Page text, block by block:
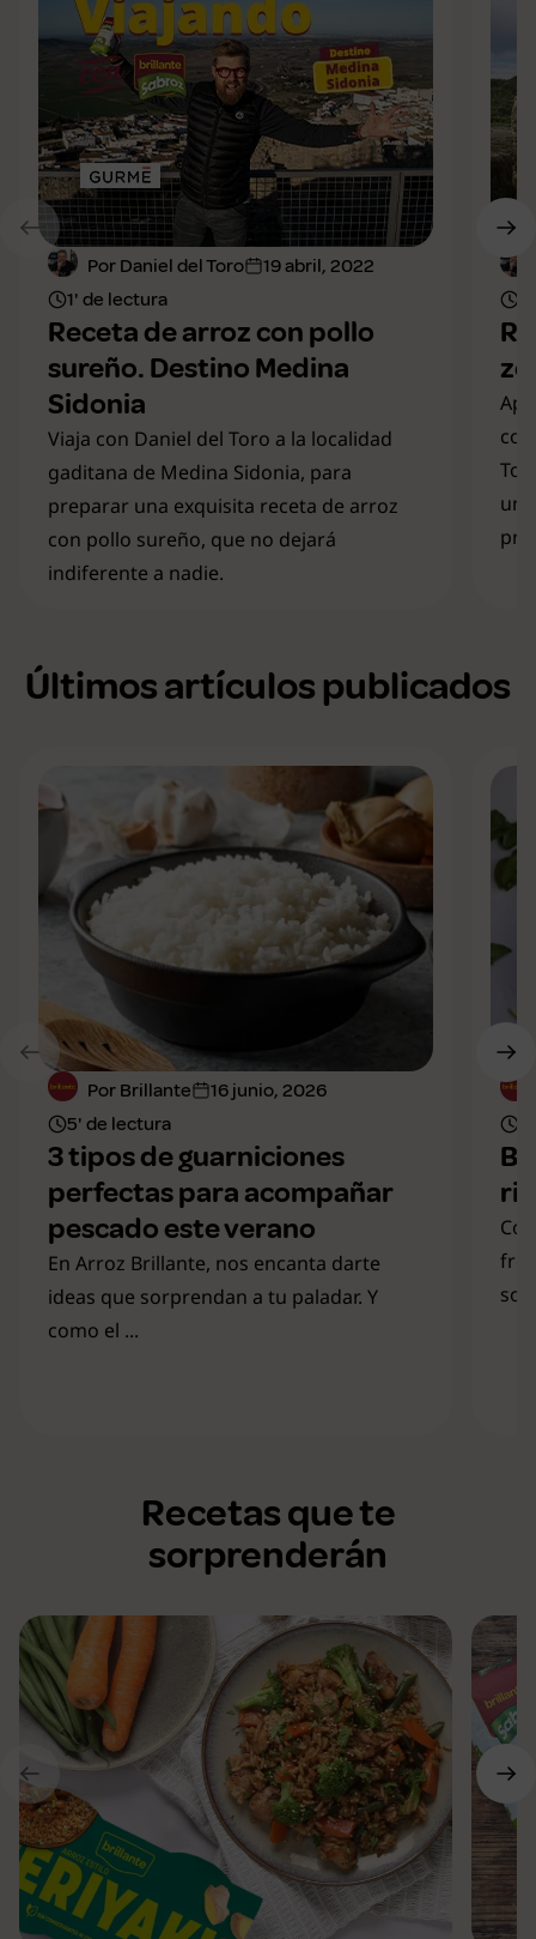
Por Daniel del Toro
19 abril, 2022
1' de lectura
Receta de arroz con pollo
sureño. Destino Medina
Sidonia
Viaja con Daniel del Toro a la localidad
gaditana de Medina Sidonia, para
preparar una exquisita receta de arroz
con pollo sureño, que no dejará
indiferente a nadie.
un
Últimos artículos publicados
Por Brillante
16 junio, 2026
5' de lectura
3 tipos de guarniciones
perfectas para acompañar
pescado este verano
En Arroz Brillante, nos encanta darte
ideas que sorprendan a tu paladar. Y
como el ...
Recetas que te
sorprenderán